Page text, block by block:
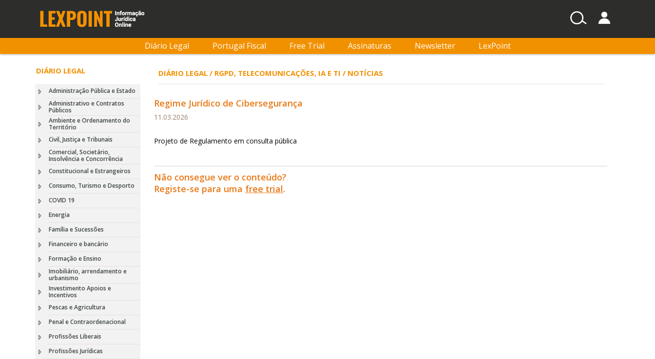
Diário Legal Portugal Fiscal Free Trial Assinaturas Newsletter LexPoint
DIÁRIO LEGAL
Administração Pública e Estado
Administrativo e Contratos
Públicos
Ambiente e Ordenamento do
Território
Civil, Justiça e Tribunais
Comercial, Societário,
Insolvência e Concorrência
Constitucional e Estrangeiros
Consumo, Turismo e Desporto
COVID 19
Energia
Família e Sucessões
Financeiro e bancário
Formação e Ensino
Imobiliário, arrendamento e
urbanismo
Investimento Apoios e
Incentivos
Pescas e Agricultura
Penal e Contraordenacional
Profissões Liberais
Profissões Jurídicas
DIÁRIO LEGAL / RGPD, TELECOMUNICAÇÕES, IA E TI / NOTÍCIAS
Regime Jurídico de Cibersegurança
11.03.2026
Projeto de Regulamento em consulta pública
Não consegue ver o conteúdo?
Registe-se para uma free trial.